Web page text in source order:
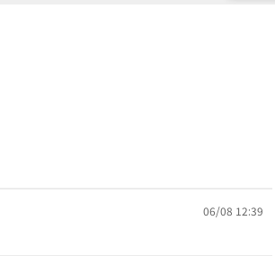
06/08 12:39